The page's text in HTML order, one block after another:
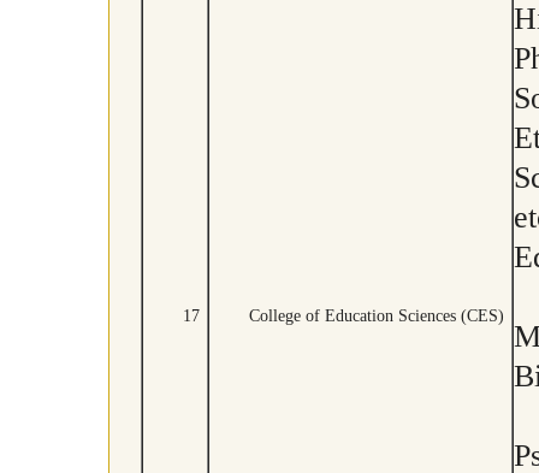
17 College of Education Sciences (CES)